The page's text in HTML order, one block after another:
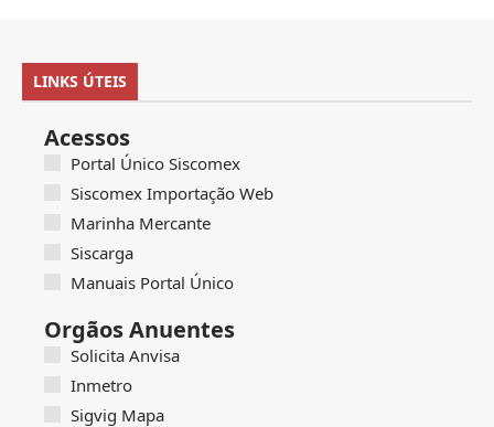
LINKS ÚTEIS
Acessos
Portal Único Siscomex
Siscomex Importação Web
Marinha Mercante
Siscarga
Manuais Portal Único
Orgãos Anuentes
Solicita Anvisa
Inmetro
Sigvig Mapa